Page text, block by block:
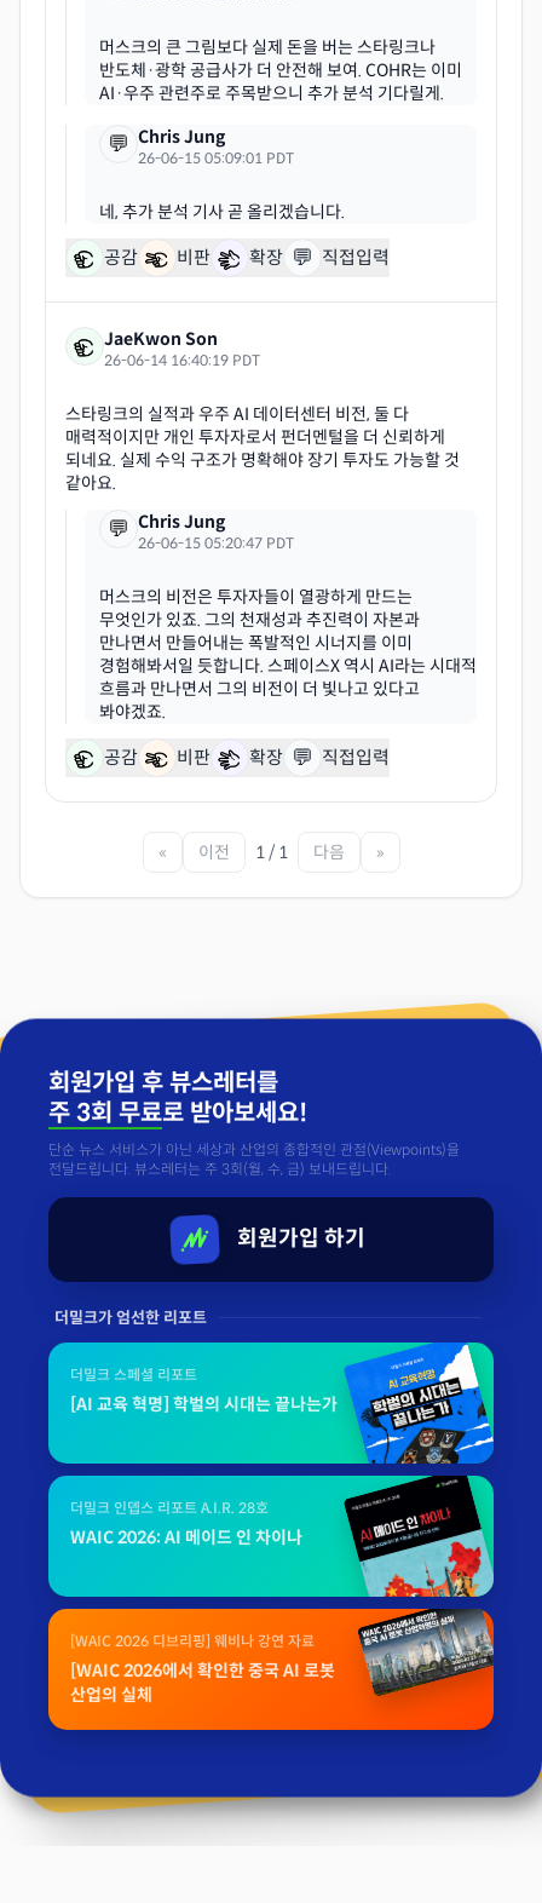
머스크의 큰 그림보다 실제 돈을 버는 스타링크나
반도체·광학 공급사가 더 안전해 보여. COHR는 이미
💬 Chris Jung
26-06-15 05:09:01 PDT
공감 비판 확장 💬 직접입력
JaeKwon Son
26-06-14 16:40:19 PDT
스타링크의 실적과 우주 AI 데이터센터 비전, 둘 다
매력적이지만 개인 투자자로서 펀더멘털을 더 신뢰하게
되네요. 실제 수익 구조가 명확해야 장기 투자도 가능할 것
💬 Chris Jung
26-06-15 05:20:47 PDT
머스크의 비전은 투자자들이 열광하게 만드는
무엇인가 있죠. 그의 천재성과 추진력이 자본과
만나면서 만들어내는 폭발적인 시너지를 이미
경험해봐서일 듯합니다. 스페이스X 역시 AI라는 시대적
흐름과 만나면서 그의 비전이 더 빛나고 있다고
공감 비판 확장 💬 직접입력
« 이전 1 / 1 다음 »
회원가입 후 뷰스레터를
주 3회 무료로 받아보세요!
단순 뉴스 서비스가 아닌 세상과 산업의 종합적인 관점(Viewpoints)을
전달드립니다. 뷰스레터는 주 3회(월, 수, 금) 보내드립니다.
회원가입 하기
더밀크가 엄선한 리포트
더밀크 스페셜 리포트
[AI 교육 혁명] 학벌의 시대는 끝나는가
더밀크 인뎁스 리포트 A.I.R. 28호
WAIC 2026: AI 메이드 인 차이나
[WAIC 2026 디브리핑] 웨비나 강연 자료
[WAIC 2026에서 확인한 중국 AI 로봇
산업의 실체